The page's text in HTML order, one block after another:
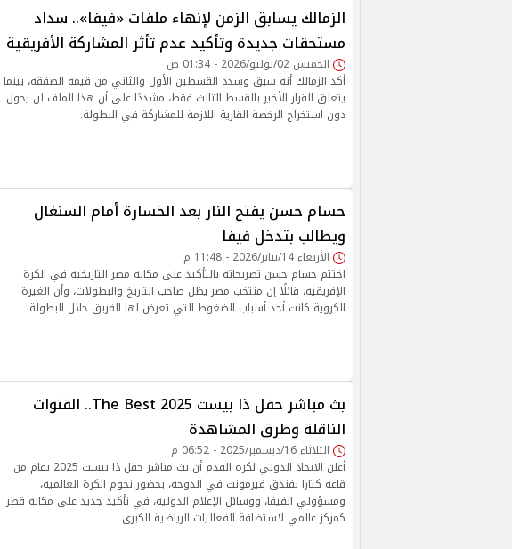
الزمالك يسابق الزمن لإنهاء ملفات «فيفا».. سداد
مستحقات جديدة وتأكيد عدم تأثر المشاركة الأفريقية
الخميس 02/يوليو/2026 - 01:34 ص
أكد الزمالك أنه سبق وسدد القسطين الأول والثاني من قيمة الصفقة، بينما
يتعلق القرار الأخير بالقسط الثالث فقط، مشددًا على أن هذا الملف لن يحول
دون استخراج الرخصة القارية اللازمة للمشاركة في البطولة.
حسام حسن يفتح النار بعد الخسارة أمام السنغال
ويطالب بتدخل فيفا
الأربعاء 14/يناير/2026 - 11:48 م
اختتم حسام حسن تصريحاته بالتأكيد على مكانة مصر التاريخية في الكرة
الإفريقية، قائلًا إن منتخب مصر يظل صاحب التاريخ والبطولات، وأن الغيرة
الكروية كانت أحد أسباب الضغوط التي تعرض لها الفريق خلال البطولة
بث مباشر حفل ذا بيست 2025 The Best.. القنوات
الناقلة وطرق المشاهدة
الثلاثاء 16/ديسمبر/2025 - 06:52 م
أعلن الاتحاد الدولي لكرة القدم أن بث مباشر حفل ذا بيست 2025 يقام من
قاعة كتارا بفندق فيرمونت في الدوحة، بحضور نجوم الكرة العالمية،
ومسؤولي الفيفا، ووسائل الإعلام الدولية، في تأكيد جديد على مكانة قطر
كمركز عالمي لاستضافة الفعاليات الرياضية الكبرى